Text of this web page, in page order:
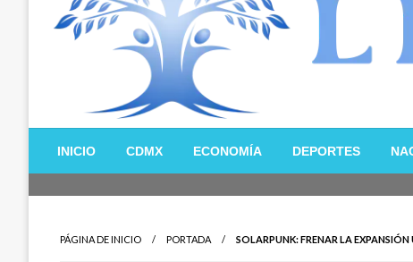
Libertador MX
INICIO CDMX ECONOMÍA DEPORTES
PÁGINA DE INICIO PORTADA SOLARPUNK: FRENAR LA